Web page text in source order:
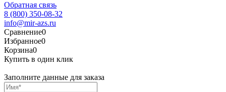
Обратная связь
8 (800) 350-08-32
info@mir-azs.ru
Сравнение0
Избранное0
Корзина0
Купить в один клик
Заполните данные для заказа